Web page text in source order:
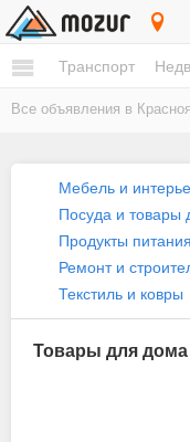
Транспорт
Все объявления в
Мебель и
Посуда и товары
Продукты питания
Ремонт и
Текстиль и ковры
Товары для дома